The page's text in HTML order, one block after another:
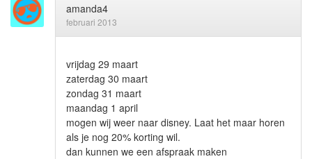
amanda4
februari 2013
vrijdag 29 maart
zaterdag 30 maart
zondag 31 maart
maandag 1 april
mogen wij weer naar disney. Laat het maar horen
als je nog 20% korting wil.
dan kunnen we een afspraak maken